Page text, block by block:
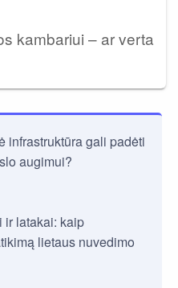
kambariui – ar verta
infrastruktūra gali padėti
augimui?
ir latakai: kaip
lietaus nuvedimo